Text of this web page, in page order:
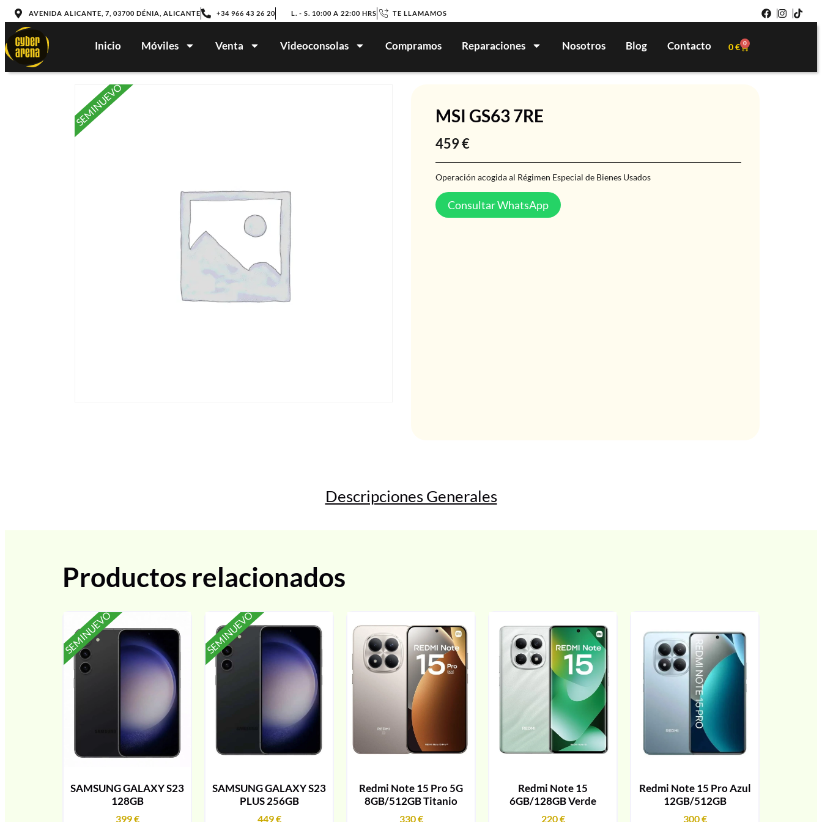
AVENIDA ALICANTE, 7, 03700 DÉNIA, ALICANTE +34 966 43 26 20 L. - S. 10:00 A 22:00 HRS TE LLAMAMOS
Inicio Móviles Venta Videoconsolas Compramos Reparaciones Nosotros Blog Contacto 0€ 0
SEMINUEVO MSI GS63 7RE
459€
Operación acogida al Régimen Especial de Bienes Usados
Consultar WhatsApp
Descripciones Generales
Productos relacionados
SEMINUEVO
SAMSUNG GALAXY S23
128GB
399€
SEMINUEVO
SAMSUNG GALAXY S23
PLUS 256GB
449€
Redmi Note 15 Pro 5G
8GB/512GB Titanio
330€
Redmi Note 15
6GB/128GB Verde
220€
Redmi Note 15 Pro Azul
12GB/512GB
300€